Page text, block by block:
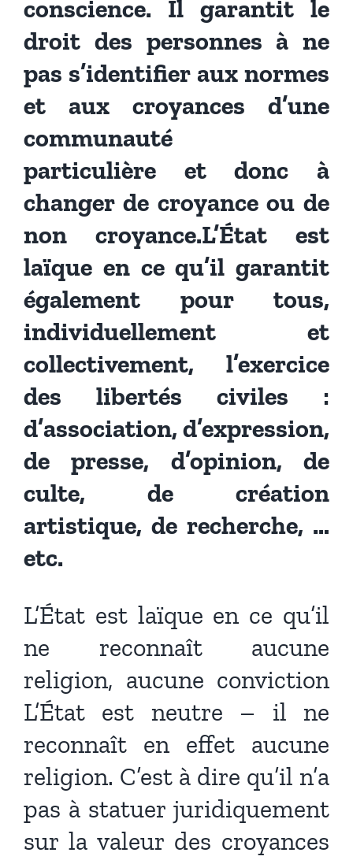
conscience. Il garantit le
droit des personnes à ne
pas s’identifier aux normes
et aux croyances d’une
communauté
particulière et donc à
changer de croyance ou de
non croyance.L’État est
laïque en ce qu’il garantit
également pour tous,
individuellement et
collectivement, l’exercice
des libertés civiles :
d’association, d’expression,
de presse, d’opinion, de
culte, de création
artistique, de recherche, …
etc.
L’État est laïque en ce qu’il
ne reconnaît aucune
religion, aucune conviction
L’État est neutre – il ne
reconnaît en effet aucune
religion. C’est à dire qu’il n’a
pas à statuer juridiquement
sur la valeur des croyances